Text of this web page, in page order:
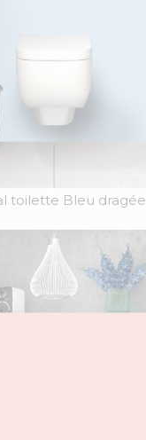
toilette Bleu dragée